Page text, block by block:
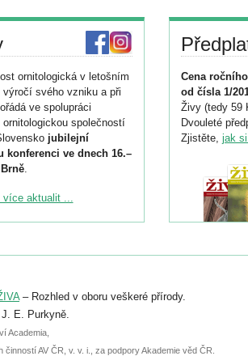
ornitologická v letošním
svého vzniku a při
ve spolupráci
společností
jubilejní
konferenci ve dnech 16.–
.
ke konferenci
do 6. září.
přednášky nebo
června.
více aktualit ...
Cena
od čísla 1/
Živy (tedy 59
Dvouleté
Zjistěte, jak
– Rozhled v oboru veškeré přírody.
E. Purkyně.
Academia,
AV ČR, v. v. i., za podpory Akademie věd ČR.